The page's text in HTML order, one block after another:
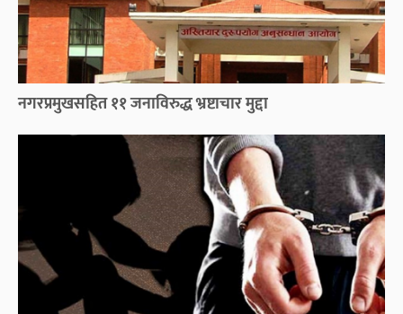
नगरप्रमुखसहित ११ जनाविरुद्ध भ्रष्टाचार मुद्दा